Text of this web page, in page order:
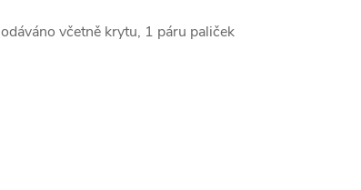
včetně krytu, 1 páru paliček